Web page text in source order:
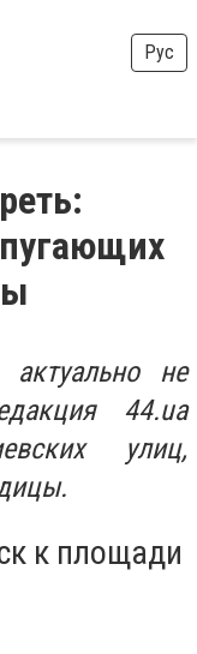
Рус
не
44.ua
улиц,
к площади